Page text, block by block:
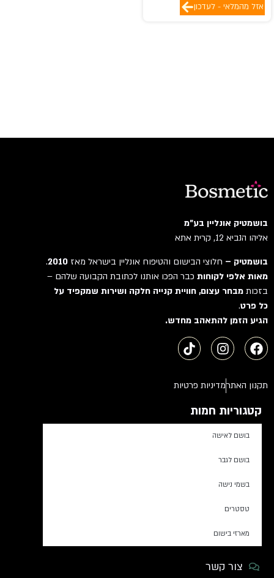
אזל מהמלאי - לעדכון
בושמטיק אונליין בע"מ
אליהו הנביא 12, קרית אתא
בושמטיק –חלוצי הבישום והטיפוח אונליין בישראל מאז2010
.
מאות אלפי לקוחותכבר הפכו אותנו לכתובת הקבועה שלהם –
בזכותמבחר עצום, חוויית קנייה חלקה ושירות שמקפיד על
כל פרט.
הגיע הזמן להתאהב מחדש.
תקנון האתרמדיניות פרטיות
קטגוריות חמות
בושם לאישה
בושם לגבר
בשמי נישה
טסטרים
מארזי בישום
צור קשר